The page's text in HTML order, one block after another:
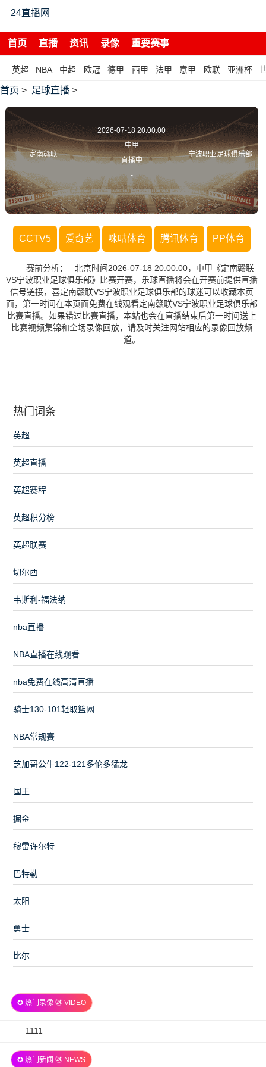
24直播网
首页 直播 资讯 录像 重要赛事
英超 NBA 中超 欧冠 德甲 西甲 法甲 意甲 欧联 亚洲杯
首页 > 足球直播 >
定南赣联
2026-07-18 20:00:00
中甲
直播中
-
宁波职业足球俱乐部
CCTV5 爱奇艺 咪咕体育 腾讯体育 PP体育
赛前分析： 北京时间2026-07-18 20:00:00，中甲《定南赣联
VS宁波职业足球俱乐部》比赛开赛，乐球直播将会在开赛前提供直播
信号链接，喜定南赣联VS宁波职业足球俱乐部的球迷可以收藏本页
面，第一时间在本页面免费在线观看定南赣联VS宁波职业足球俱乐部
比赛直播。如果错过比赛直播，本站也会在直播结束后第一时间送上
比赛视频集锦和全场录像回放，请及时关注网站相应的录像回放频
道。
热门词条
英超
英超直播
英超赛程
英超积分榜
英超联赛
切尔西
韦斯利-福法纳
nba直播
NBA直播在线观看
nba免费在线高清直播
骑士130-101轻取篮网
NBA常规赛
芝加哥公牛122-121多伦多猛龙
国王
掘金
穆雷许尔特
巴特勒
太阳
勇士
比尔
✪ 热门录像 ㉔ VIDEO
2026-
06
1111
✪ 热门新闻 ㉔ NEWS